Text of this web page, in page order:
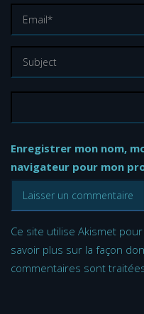
Enregistrer mon nom,
navigateur pour mon
Ce site utilise Akismet
savoir plus sur la façon
commentaires sont